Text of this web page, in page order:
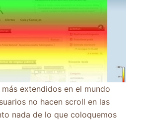
extendidos en el mundo
no hacen scroll en las
nada de lo que coloquemos